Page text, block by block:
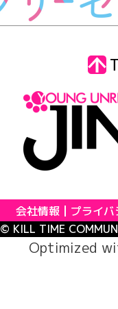
会社情報 プライ
© KILL TIME
Optimized